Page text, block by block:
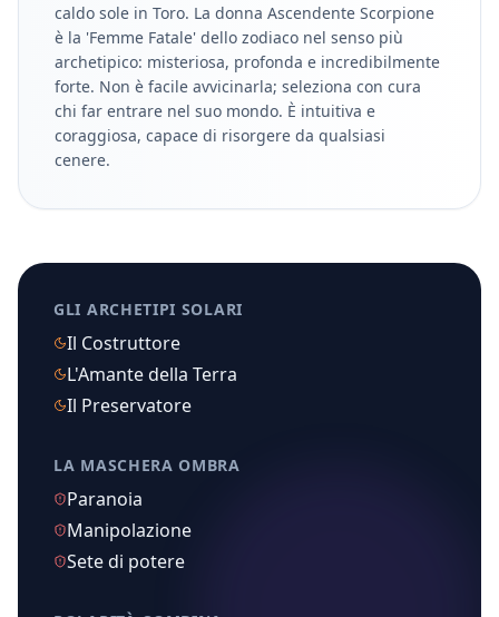
caldo sole in Toro. La donna Ascendente Scorpione
è la 'Femme Fatale' dello zodiaco nel senso più
archetipico: misteriosa, profonda e incredibilmente
forte. Non è facile avvicinarla; seleziona con cura
chi far entrare nel suo mondo. È intuitiva e
coraggiosa, capace di risorgere da qualsiasi
cenere.
GLI ARCHETIPI SOLARI
Il Costruttore
L'Amante della Terra
Il Preservatore
LA MASCHERA OMBRA
Paranoia
Manipolazione
Sete di potere